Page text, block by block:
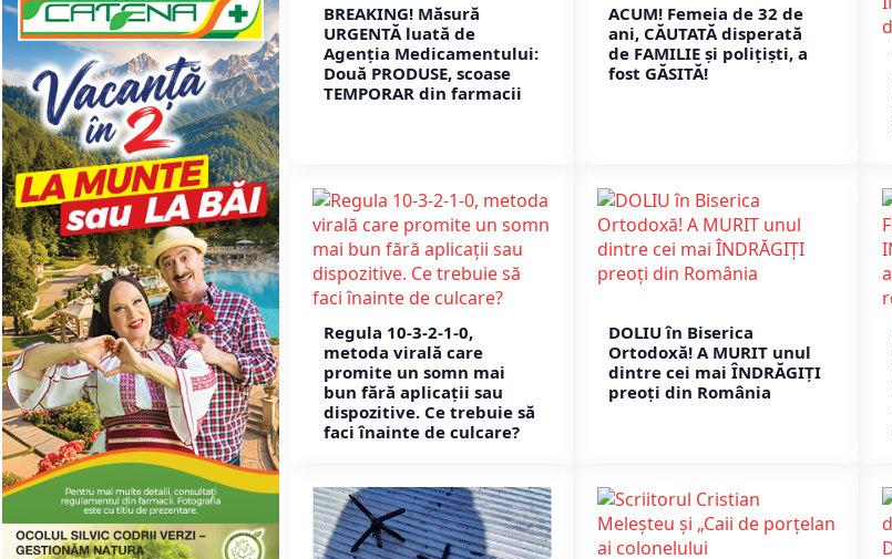
BREAKING! Măsură
URGENTĂ luată de
Agenția Medicamentului:
Două PRODUSE, scoase
TEMPORAR din farmacii
ACUM! Femeia de 32 de
ani, CĂUTATĂ disperată
de FAMILIE și polițiști, a
fost GĂSITĂ!
Regula 10-3-2-1-0,
metoda virală care
promite un somn mai
bun fără aplicații sau
dispozitive. Ce trebuie să
faci înainte de culcare?
DOLIU în Biserica
Ortodoxă! A MURIT unul
dintre cei mai ÎNDRĂGIȚI
preoți din România